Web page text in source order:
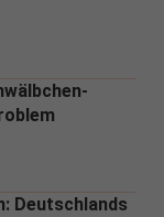
Deutschlands